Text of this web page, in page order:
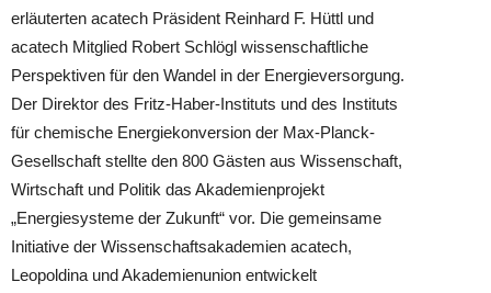
erläuterten acatech Präsident Reinhard F. Hüttl und
acatech Mitglied Robert Schlögl wissenschaftliche
Perspektiven für den Wandel in der Energieversorgung.
Der Direktor des Fritz-Haber-Instituts und des Instituts
für chemische Energiekonversion der Max-Planck-
Gesellschaft stellte den 800 Gästen aus Wissenschaft,
Wirtschaft und Politik das Akademienprojekt
„Energiesysteme der Zukunft“ vor. Die gemeinsame
Initiative der Wissenschaftsakademien acatech,
Leopoldina und Akademienunion entwickelt